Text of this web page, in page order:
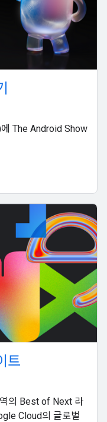
The Android Show
트
의 Best of Next 라
Cloud의 글로벌